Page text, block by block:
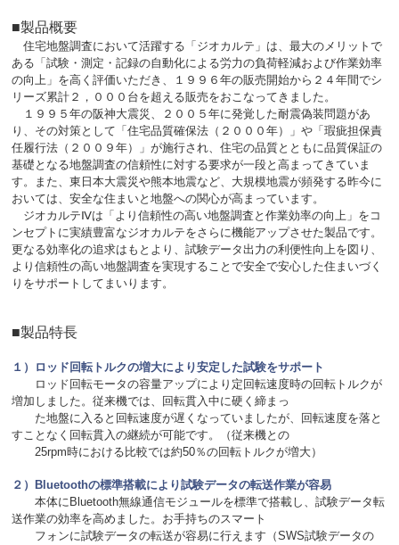
■製品概要
住宅地盤調査において活躍する「ジオカルテ」は、最大のメリットで
ある「試験・測定・記録の自動化による労力の負荷軽減および作業効率
の向上」を高く評価いただき、１９９６年の販売開始から２４年間でシ
リーズ累計２，０００台を超える販売をおこなってきました。
１９９５年の阪神大震災、２００５年に発覚した耐震偽装問題があ
り、その対策として「住宅品質確保法（２０００年）」や「瑕疵担保責
任履行法（２００９年）」が施行され、住宅の品質とともに品質保証の
基礎となる地盤調査の信頼性に対する要求が一段と高まってきていま
す。また、東日本大震災や熊本地震など、大規模地震が頻発する昨今に
おいては、安全な住まいと地盤への関心が高まっています。
ジオカルテⅣは「より信頼性の高い地盤調査と作業効率の向上」をコ
ンセプトに実績豊富なジオカルテをさらに機能アップさせた製品です。
更なる効率化の追求はもとより、試験データ出力の利便性向上を図り、
より信頼性の高い地盤調査を実現することで安全で安心した住まいづく
りをサポートしてまいります。
■製品特長
１）
ロッド回転トルクの増大により安定した試験をサポート
ロッド回転モータの容量アップにより定回転速度時の回転トルクが
増加しました。従来機では、回転貫入中に硬く締まっ
た地盤に入ると回転速度が遅くなっていましたが、回転速度を落と
すことなく回転貫入の継続が可能です。（従来機との
25rpm時における比較では約50％の回転トルクが増大）
２）Bluetoothの標準搭載により試験データの転送作業が容易
本体にBluetooth無線通信モジュールを標準で搭載し、試験データ転
送作業の効率を高めました。お手持ちのスマート
フォンに試験データの転送が容易に行えます（SWS試験データの